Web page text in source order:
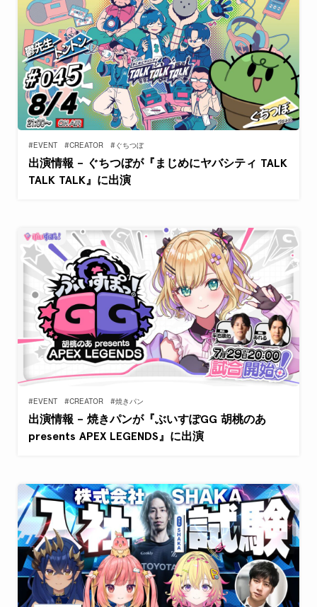
#EVENT #CREATOR #ぐちつぼ
出演情報 – ぐちつぼが『まじめにヤバシティ TALK
TALK TALK』に出演
#EVENT #CREATOR #焼きパン
出演情報 – 焼きパンが『ぶいすぽGG 胡桃のあ
presents APEX LEGENDS』に出演